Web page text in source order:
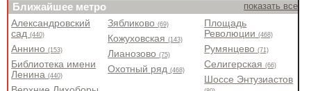
Ближайшее метро показать все
Александровский
сад(440)
Аннино(153)
Библиотека имени
Ленина(440)
Зябликово(69)
Кожуховская(143)
Лианозово(75)
Охотный ряд(468)
Площадь
Революции(468)
Румянцево(71)
Селигерская(66)
Шоссе Энтузиастов